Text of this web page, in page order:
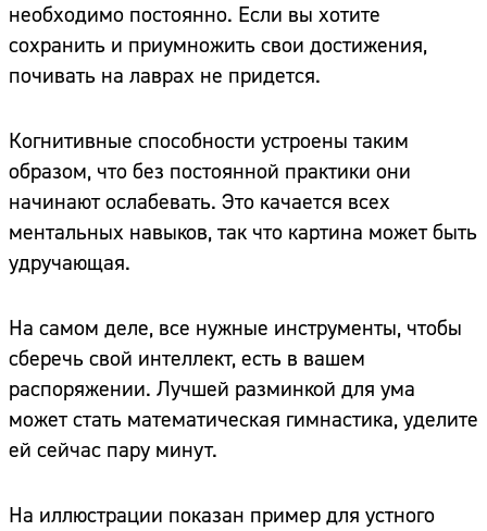
необходимо постоянно. Если вы хотите
сохранить и приумножить свои достижения,
почивать на лаврах не придется.
Когнитивные способности устроены таким
образом, что без постоянной практики они
начинают ослабевать. Это качается всех
ментальных навыков, так что картина может быть
удручающая.
На самом деле, все нужные инструменты, чтобы
сберечь свой интеллект, есть в вашем
распоряжении. Лучшей разминкой для ума
может стать математическая гимнастика, уделите
ей сейчас пару минут.
На иллюстрации показан пример для устного